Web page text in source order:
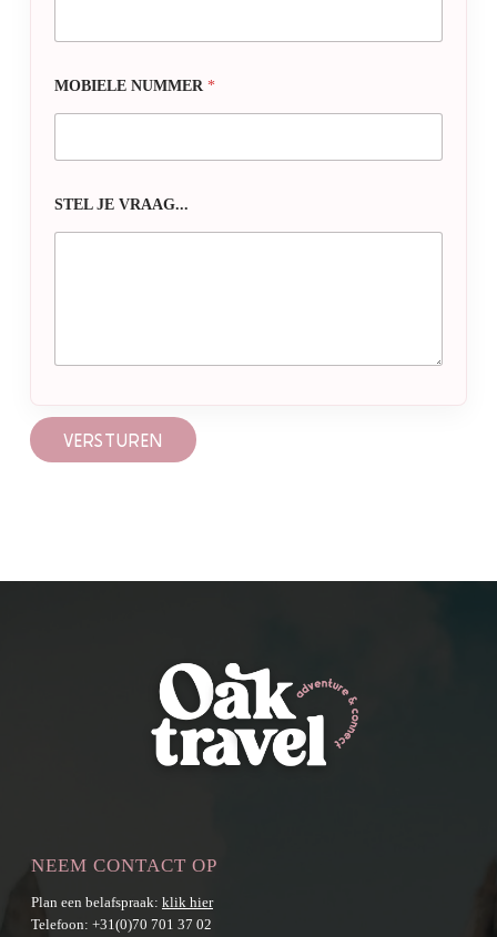
MOBIELE NUMMER*
STEL JE VRAAG...
VERSTUREN
NEEM CONTACT OP
Plan een belafspraak: klik hier
Telefoon: +31(0)70 701 37 02